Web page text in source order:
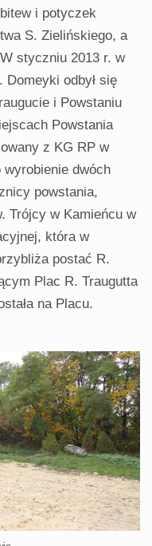
i potyczek
S. Zielińskiego, a
styczniu 2013 r. w
Domeyki odbył się
i Powstaniu
Powstania
z KG RP w
dwóch
powstania,
Trójcy w Kamieńcu w
która w
postać R.
Plac R. Traugutta
na Placu.